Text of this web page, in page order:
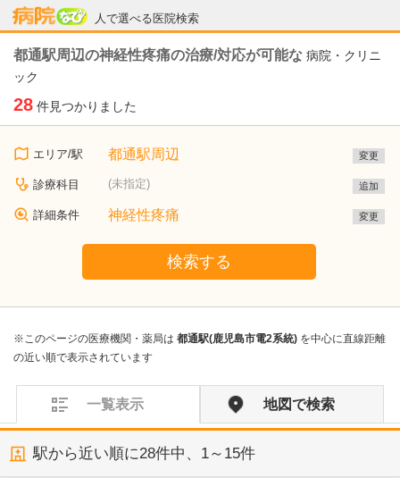
人で選べる医院検索
病院なび
都通駅周辺の神経性疼痛の治療/対応が可能な 病院・クリニ
ック
28 件見つかりました
エリア/駅 都通駅周辺 変更
診療科目 (未指定) 追加
詳細条件 神経性疼痛 変更
検索する
※このページの医療機関・薬局は 都通駅(鹿児島市電2系統) を中心に直線距離
の近い順で表示されています
一覧表示 地図で検索
駅から近い順に28件中、 1～15件